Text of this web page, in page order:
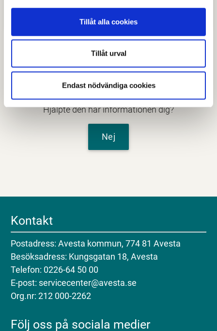
Tillåt alla cookies
Tillåt urval
Endast nödvändiga cookies
Påminnelser och övrig post
Hjälpte den här informationen dig?
Nej
Kontakt
Postadress: Avesta kommun, 774 81 Avesta
Besöksadress: Kungsgatan 18, Avesta
Telefon: 0226-64 50 00
E-post: servicecenter@avesta.se
Org.nr: 212 000-2262
Följ oss på sociala medier